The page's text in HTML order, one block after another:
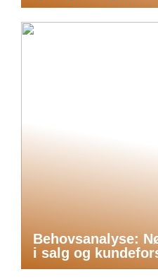
Behovsanalyse:
i salg og